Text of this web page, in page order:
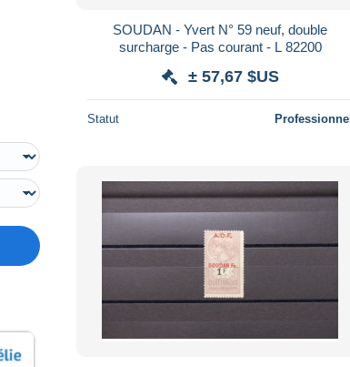
SOUDAN - Yvert N° 59 neuf, double
surcharge - Pas courant - L 82200
± 57,67 $US
Statut Professionnel